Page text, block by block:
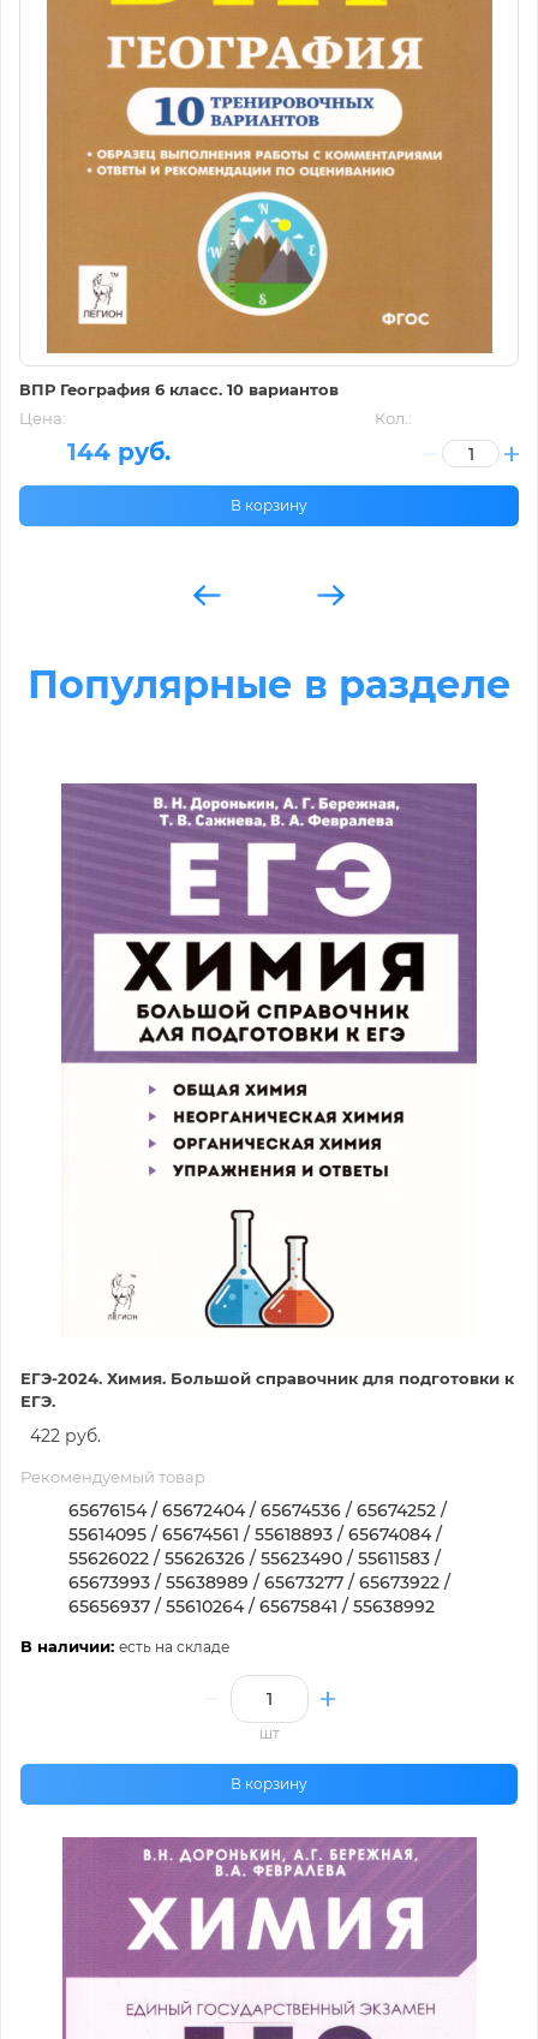
ВПР География 6 класс. 10 вариантов
Цена:
144 руб.
Кол.:
В корзину
Популярные в разделе
ЕГЭ-2024. Химия. Большой справочник для подготовки к
ЕГЭ.
422 руб.
Рекомендуемый товар
65676154 / 65672404 / 65674536 / 65674252 /
55614095 / 65674561 / 55618893 / 65674084 /
55626022 / 55626326 / 55623490 / 55611583 /
65673993 / 55638989 / 65673277 / 65673922 /
65656937 / 55610264 / 65675841 / 55638992
В наличии: есть на складе
шт
В корзину